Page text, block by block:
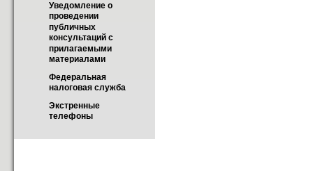
Уведомление о
проведении
публичных
консультаций с
прилагаемыми
материалами
Федеральная
налоговая служба
Экстренные
телефоны